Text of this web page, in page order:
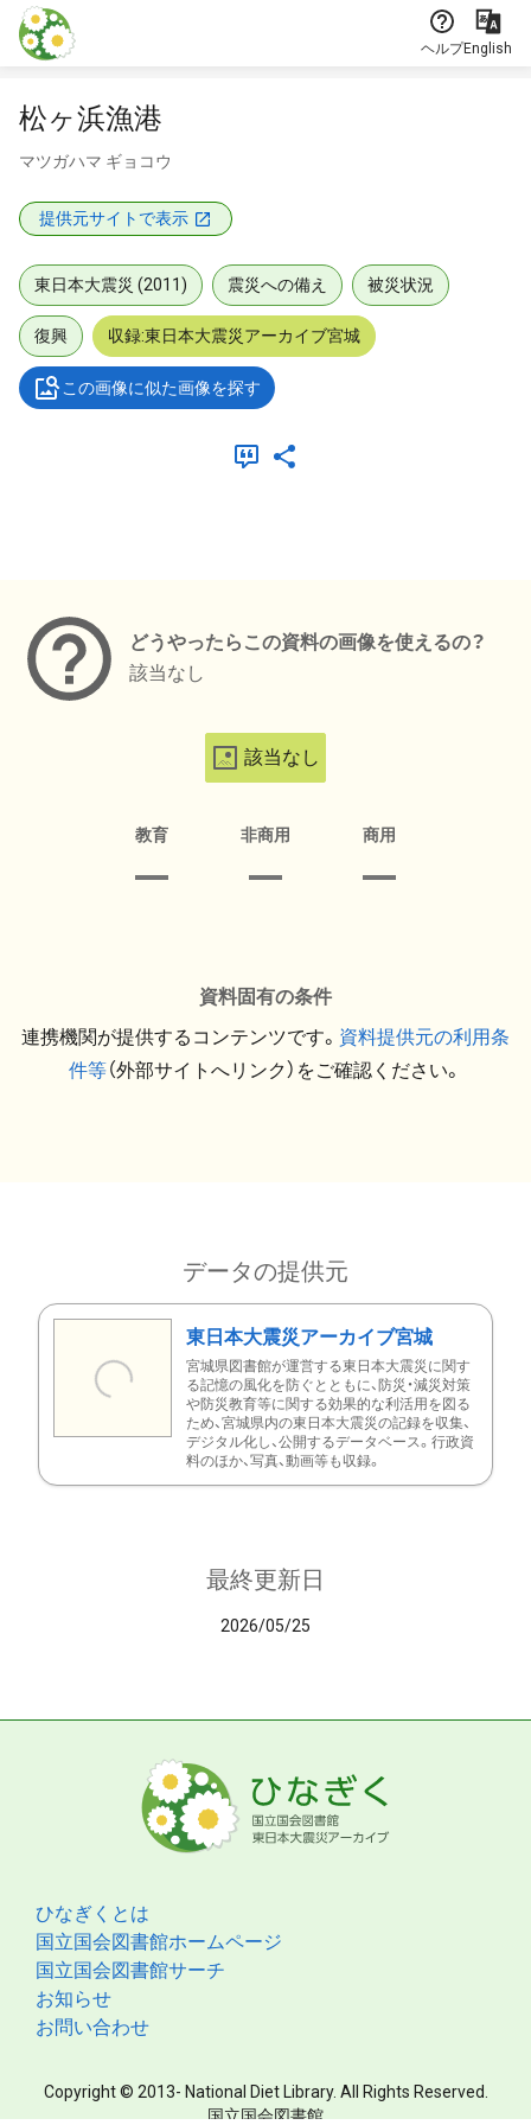
本文に飛ぶ
ヘルプEnglish
松ヶ浜漁港
マツガハマ ギョコウ
提供元サイトで表示
東日本大震災 (2011) 震災への備え 被災状況
復興 収録:東日本大震災アーカイブ宮城
この画像に似た画像を探す
どうやったらこの資料の画像を使えるの？
該当なし
該当なし
教育 非商用 商用
資料固有の条件
連携機関が提供するコンテンツです。 資料提供元の利用条
件等（外部サイトへリンク）をご確認ください。
データの提供元
東日本大震災アーカイブ宮城
宮城県図書館が運営する東日本大震災に関す
る記憶の風化を防ぐとともに、防災・減災対策
や防災教育等に関する効果的な利活用を図る
ため、宮城県内の東日本大震災の記録を収集、
デジタル化し、公開するデータベース。行政資
料のほか、写真、動画等も収録。
最終更新日
2026/05/25
ひなぎくとは
国立国会図書館ホームページ
国立国会図書館サーチ
お知らせ
お問い合わせ
Copyright © 2013- National Diet Library. All Rights Reserved.